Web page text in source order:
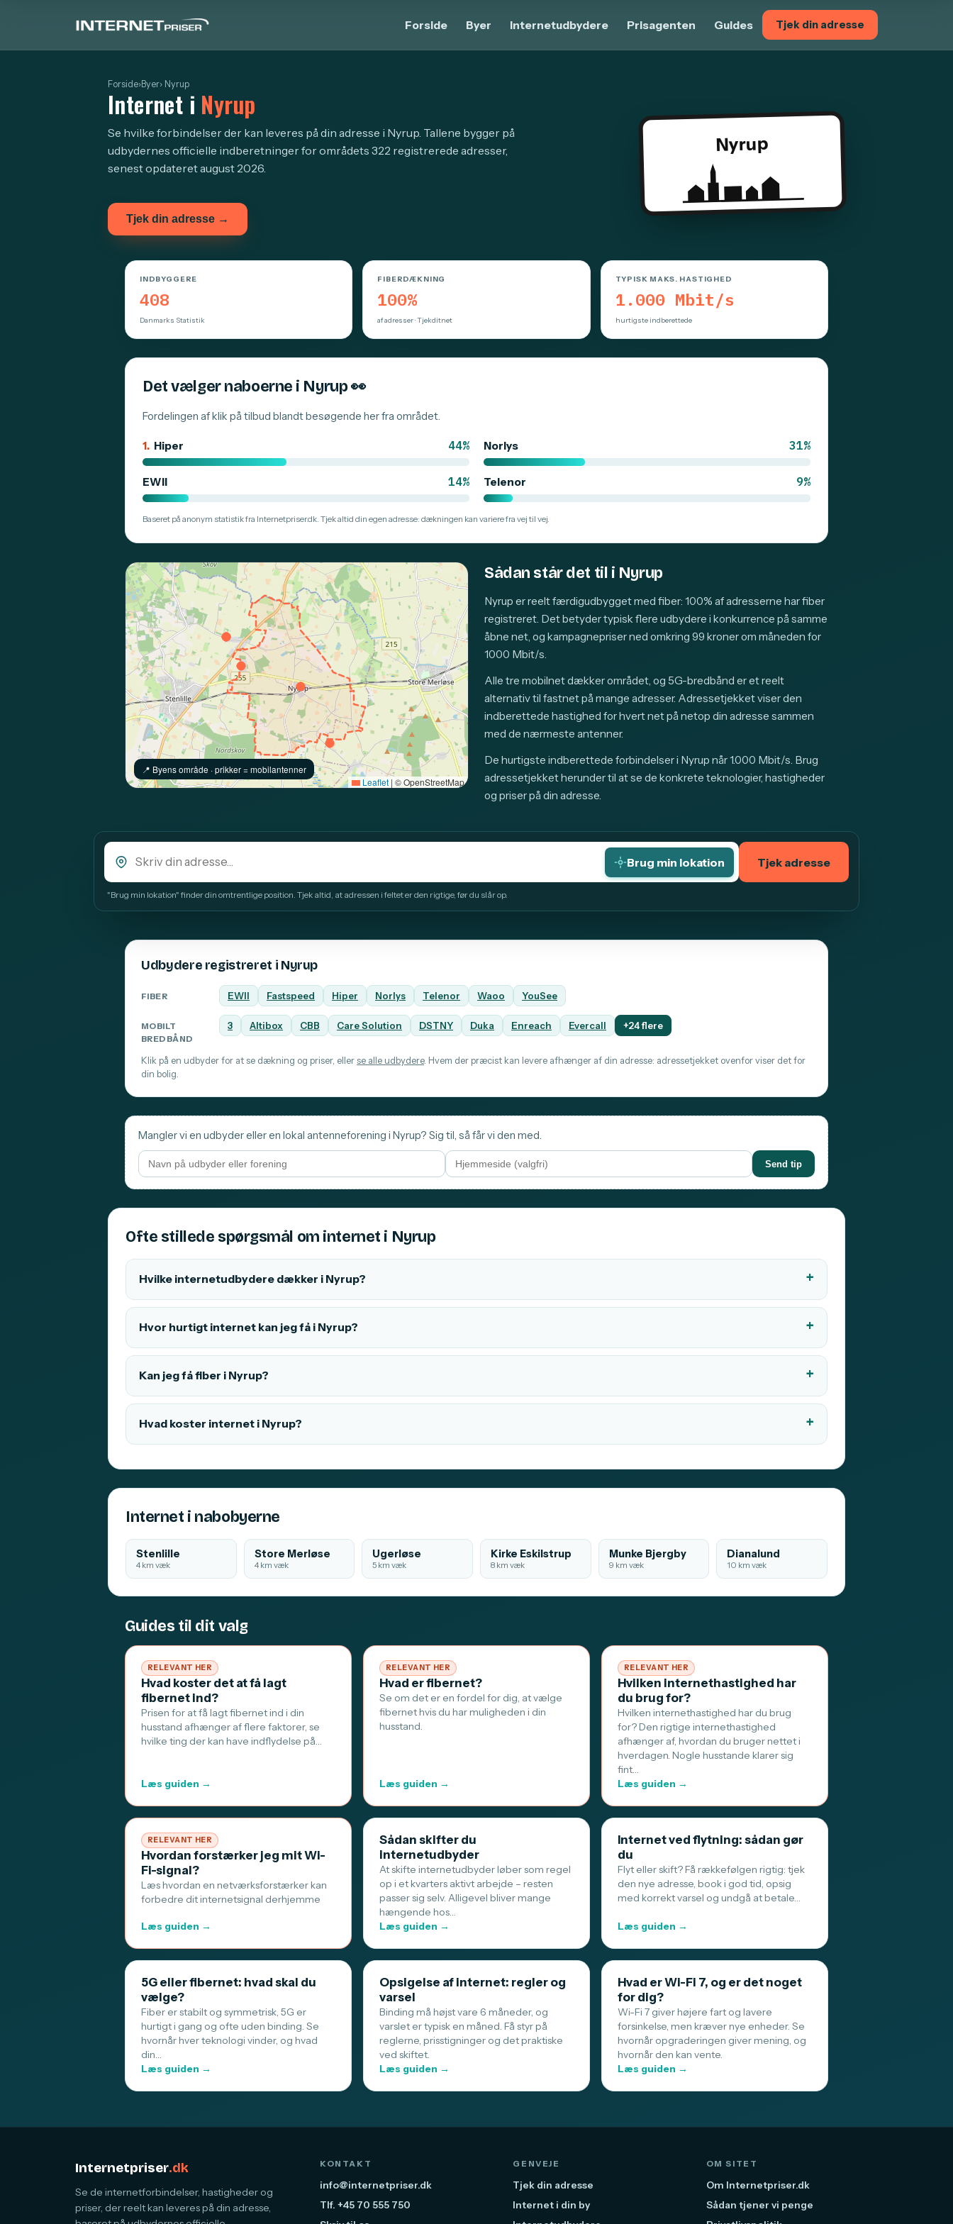
Forside Byer Internetudbydere Prisagenten Guides Tjek din adresse
Forside›Byer› Nyrup
Internet i Nyrup
Se hvilke forbindelser der kan leveres på din adresse i Nyrup. Tallene bygger på
udbydernes officielle indberetninger for områdets 322 registrerede adresser,
senest opdateret august 2026.
Tjek din adresse →
Nyrup
INDBYGGERE
408
Danmarks Statistik
FIBERDÆKNING
100%
af adresser · Tjekditnet
TYPISK MAKS. HASTIGHED
1.000 Mbit/s
hurtigste indberettede
Det vælger naboerne i Nyrup👀
Fordelingen af klik på tilbud blandt besøgende her fra området.
1. Hiper 44% Norlys 31%
EWII 14% Telenor 9%
Baseret på anonym statistik fra Internetpriser.dk. Tjek altid din egen adresse: dækningen kan variere fra vej til vej.
📍️ Byens område · prikker = mobilantenner
Leaflet | © OpenStreetMap
Sådan står det til i Nyrup
Nyrup er reelt færdigudbygget med fiber: 100% af adresserne har fiber
registreret. Det betyder typisk flere udbydere i konkurrence på samme
åbne net, og kampagnepriser ned omkring 99 kroner om måneden for
1000 Mbit/s.
Alle tre mobilnet dækker området, og 5G-bredbånd er et reelt
alternativ til fastnet på mange adresser. Adressetjekket viser den
indberettede hastighed for hvert net på netop din adresse sammen
med de nærmeste antenner.
De hurtigste indberettede forbindelser i Nyrup når 1.000 Mbit/s. Brug
adressetjekket herunder til at se de konkrete teknologier, hastigheder
og priser på din adresse.
Brug min lokation Tjek adresse
"Brug min lokation" finder din omtrentlige position. Tjek altid, at adressen i feltet er den rigtige, før du slår op.
Udbydere registreret i Nyrup
FIBER EWII Fastspeed Hiper Norlys Telenor Waoo YouSee
MOBILT
BREDBÅND
3 Altibox CBB Care Solution DSTNY Duka Enreach Evercall +24 flere
Klik på en udbyder for at se dækning og priser, eller se alle udbydere. Hvem der præcist kan levere afhænger af din adresse: adressetjekket ovenfor viser det for
din bolig.
Mangler vi en udbyder eller en lokal antenneforening i Nyrup? Sig til, så får vi den med.
Send tip
Ofte stillede spørgsmål om internet i Nyrup
Hvilke internetudbydere dækker i Nyrup?
Hvor hurtigt internet kan jeg få i Nyrup?
Kan jeg få fiber i Nyrup?
Hvad koster internet i Nyrup?
Internet i nabobyerne
Stenlille
4 km væk
Store Merløse
4 km væk
Ugerløse
5 km væk
Kirke Eskilstrup
8 km væk
Munke Bjergby
9 km væk
Dianalund
10 km væk
Guides til dit valg
RELEVANT HER
Hvad koster det at få lagt
fibernet ind?
Prisen for at få lagt fibernet ind i din
husstand afhænger af flere faktorer, se
hvilke ting der kan have indflydelse på…
Læs guiden →
RELEVANT HER
Hvad er fibernet?
Se om det er en fordel for dig, at vælge
fibernet hvis du har muligheden i din
husstand.
Læs guiden →
RELEVANT HER
Hvilken internethastighed har
du brug for?
Hvilken internethastighed har du brug
for? Den rigtige internethastighed
afhænger af, hvordan du bruger nettet i
hverdagen. Nogle husstande klarer sig
fint…
Læs guiden →
RELEVANT HER
Hvordan forstærker jeg mit Wi-
Fi-signal?
Læs hvordan en netværksforstærker kan
forbedre dit internetsignal derhjemme
Læs guiden →
Sådan skifter du
internetudbyder
At skifte internetudbyder løber som regel
op i et kvarters aktivt arbejde – resten
passer sig selv. Alligevel bliver mange
hængende hos…
Læs guiden →
Internet ved flytning: sådan gør
du
Flyt eller skift? Få rækkefølgen rigtig: tjek
den nye adresse, book i god tid, opsig
med korrekt varsel og undgå at betale…
Læs guiden →
5G eller fibernet: hvad skal du
vælge?
Fiber er stabilt og symmetrisk, 5G er
hurtigt i gang og ofte uden binding. Se
hvornår hver teknologi vinder, og hvad
din…
Læs guiden →
Opsigelse af internet: regler og
varsel
Binding må højst vare 6 måneder, og
varslet er typisk en måned. Få styr på
reglerne, prisstigninger og det praktiske
ved skiftet.
Læs guiden →
Hvad er Wi-Fi 7, og er det noget
for dig?
Wi-Fi 7 giver højere fart og lavere
forsinkelse, men kræver nye enheder. Se
hvornår opgraderingen giver mening, og
hvornår den kan vente.
Læs guiden →
Internetpriser.dk
Se de internetforbindelser, hastigheder og
priser, der reelt kan leveres på din adresse,
KONTAKT
info@internetpriser.dk
Tlf. +45 70 555 750
GENVEJE
Tjek din adresse
Internet i din by
OM SITET
Om Internetpriser.dk
Sådan tjener vi penge